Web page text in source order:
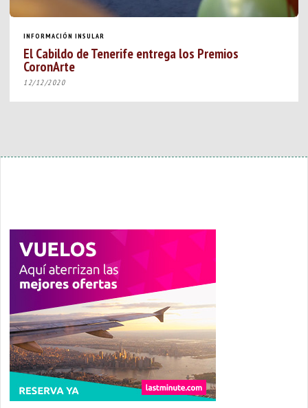
INFORMACIÓN INSULAR
El Cabildo de Tenerife entrega los Premios
CoronArte
12/12/2020